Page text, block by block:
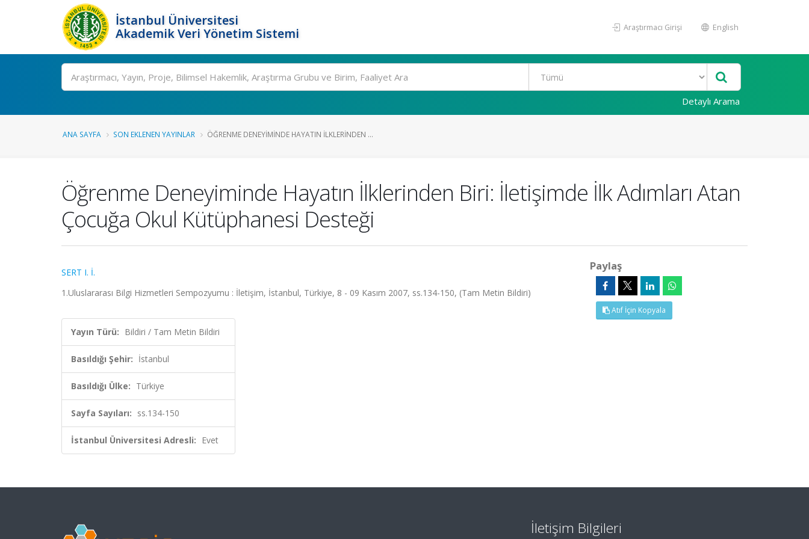
İstanbul Üniversitesi
Akademik Veri Yönetim Sistemi
Araştırmacı Girişi English
Ara
Detaylı Arama
ANA SAYFA SON EKLENEN YAYINLAR ÖĞRENME DENEYIMINDE HAYATIN İLKLERINDEN ...
Öğrenme Deneyiminde Hayatın İlklerinden Biri: İletişimde İlk Adımları Atan
Çocuğa Okul Kütüphanesi Desteği
SERT I. İ.
1.Uluslararası Bilgi Hizmetleri Sempozyumu : İletişim, İstanbul, Türkiye, 8 - 09 Kasım 2007, ss.134-150, (Tam Metin Bildiri)
Yayın Türü: Bildiri / Tam Metin Bildiri
Basıldığı Şehir: İstanbul
Basıldığı Ülke: Türkiye
Sayfa Sayıları: ss.134-150
İstanbul Üniversitesi Adresli: Evet
Paylaş
Atıf İçin Kopyala
İletişim Bilgileri